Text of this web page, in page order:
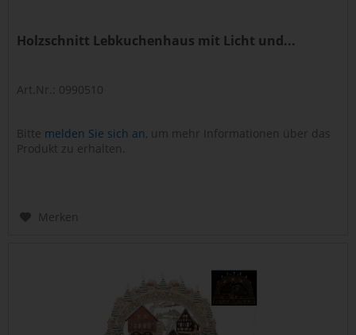
Holzschnitt Lebkuchenhaus mit Licht und...
Art.Nr.: 0990510
Bitte melden Sie sich an, um mehr Informationen über das
Produkt zu erhalten.
Merken